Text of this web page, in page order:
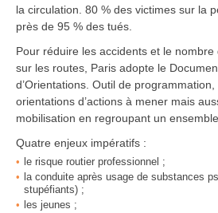
la circulation. 80 % des victimes sur la
près de 95 % des tués.
Pour réduire les accidents et le
sur les routes, Paris adopte le
d’Orientations. Outil de
orientations d’actions à mener mais
mobilisation en regroupant un ensemble
Quatre enjeux impératifs :
le risque routier professionnel ;
la conduite après usage de substances
stupéfiants) ;
les jeunes ;